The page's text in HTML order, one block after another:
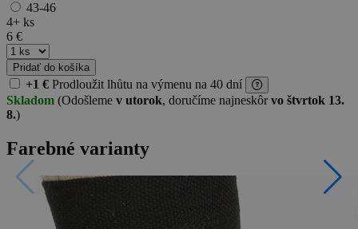
43-46
4+ ks
6 €
Pridať do košíka
+1 € Prodloužit lhůtu na výmenu na 40 dní
Skladom (Odošleme v utorok, doručíme najneskôrvo štvrtok 13.
8.)
Farebné varianty